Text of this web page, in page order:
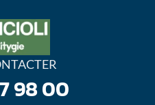
98 00